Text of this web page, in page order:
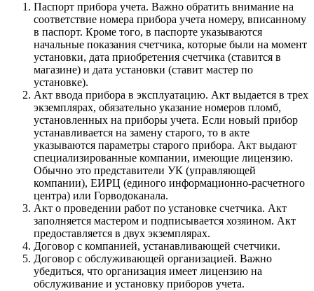
Паспорт прибора учета. Важно обратить внимание на
соответствие номера прибора учета номеру, вписанному
в паспорт. Кроме того, в паспорте указываются
начальные показания счетчика, которые были на момент
установки, дата приобретения счетчика (ставится в
магазине) и дата установки (ставит мастер по
установке).
Акт ввода прибора в эксплуатацию. Акт выдается в трех
экземплярах, обязательно указание номеров пломб,
установленных на приборы учета. Если новый прибор
устанавливается на замену старого, то в акте
указываются параметры старого прибора. Акт выдают
специализированные компании, имеющие лицензию.
Обычно это представители УК (управляющей
компании), ЕИРЦ (единого информационно-расчетного
центра) или Горводоканала.
Акт о проведении работ по установке счетчика. Акт
заполняется мастером и подписывается хозяином. Акт
предоставляется в двух экземплярах.
Договор с компанией, устанавливающей счетчики.
Договор с обслуживающей организацией. Важно
убедиться, что организация имеет лицензию на
обслуживание и установку приборов учета.